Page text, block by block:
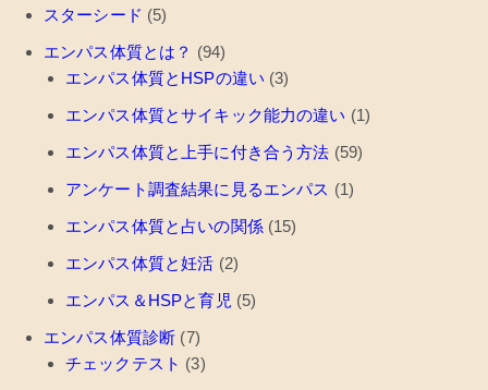
スターシード (5)
エンパス体質とは？ (94)
エンパス体質とHSPの違い (3)
エンパス体質とサイキック能力の違い (1)
エンパス体質と上手に付き合う方法 (59)
アンケート調査結果に見るエンパス (1)
エンパス体質と占いの関係(15)
エンパス体質と妊活 (2)
エンパス＆HSPと育児 (5)
エンパス体質診断 (7)
チェックテスト (3)